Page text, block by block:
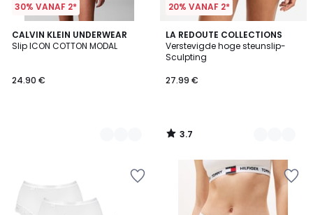
30% VANAF 2*
CALVIN KLEIN UNDERWEAR
Slip ICON COTTON MODAL
24.90 €
2
Kleuren
20% VANAF 2*
LA REDOUTE COLLECTIONS
Verstevigde hoge steunslip-
Sculpting
27.99 €
3.7
/ 5
2
Kleuren
3.7
/